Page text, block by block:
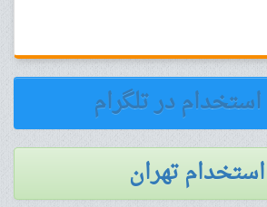
استخدام در تلگرام
تهران